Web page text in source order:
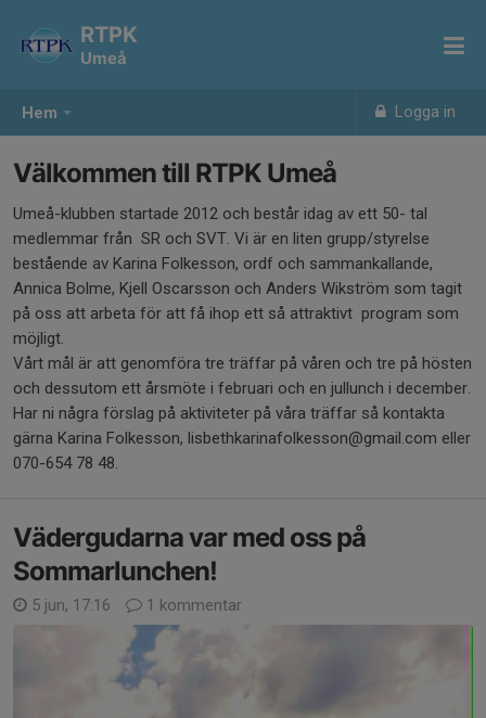
Hem Logga in
RTPK
Umeå
Välkommen till RTPK Umeå
Umeå-klubben startade 2012 och består idag av ett 50- tal
medlemmar från SR och SVT. Vi är en liten grupp/styrelse
bestående av Karina Folkesson, ordf och sammankallande,
Annica Bolme, Kjell Oscarsson och Anders Wikström som tagit
på oss att arbeta för att få ihop ett så attraktivt program som
möjligt.
Vårt mål är att genomföra tre träffar på våren och tre på hösten
och dessutom ett årsmöte i februari och en jullunch i december.
Har ni några förslag på aktiviteter på våra träffar så kontakta
gärna Karina Folkesson, lisbethkarinafolkesson@gmail.com eller
070-654 78 48.
Vädergudarna var med oss på
Sommarlunchen!
5 jun, 17:16 1 kommentar